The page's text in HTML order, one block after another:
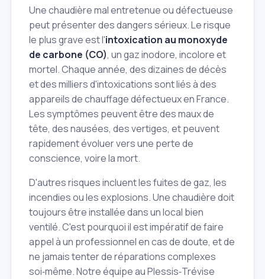
Une chaudière mal entretenue ou défectueuse
peut présenter des dangers sérieux. Le risque
le plus grave est l'intoxication au monoxyde
de carbone (CO), un gaz inodore, incolore et
mortel. Chaque année, des dizaines de décès
et des milliers d'intoxications sont liés à des
appareils de chauffage défectueux en France.
Les symptômes peuvent être des maux de
tête, des nausées, des vertiges, et peuvent
rapidement évoluer vers une perte de
conscience, voire la mort.
D'autres risques incluent les fuites de gaz, les
incendies ou les explosions. Une chaudière doit
toujours être installée dans un local bien
ventilé. C'est pourquoi il est impératif de faire
appel à un professionnel en cas de doute, et de
ne jamais tenter de réparations complexes
soi‑même. Notre équipe au Plessis‑Trévise